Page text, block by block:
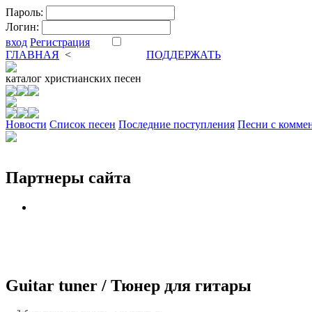
Пароль:
Логин:
вход Регистрация
ГЛАВНАЯ <
ПОДДЕРЖАТЬ
каталог христианских песен
Новости Cписок песен Последние поступления Песни с
Партнеры сайта
Guitar tuner / Тюнер для гитары